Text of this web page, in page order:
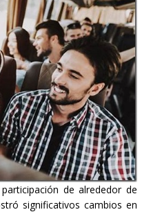
de alrededor de
significativos cambios en